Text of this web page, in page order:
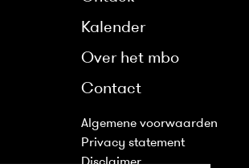
Kalender
Over het mbo
Contact
Algemene voorwaarden
Privacy statement
Disclaimer